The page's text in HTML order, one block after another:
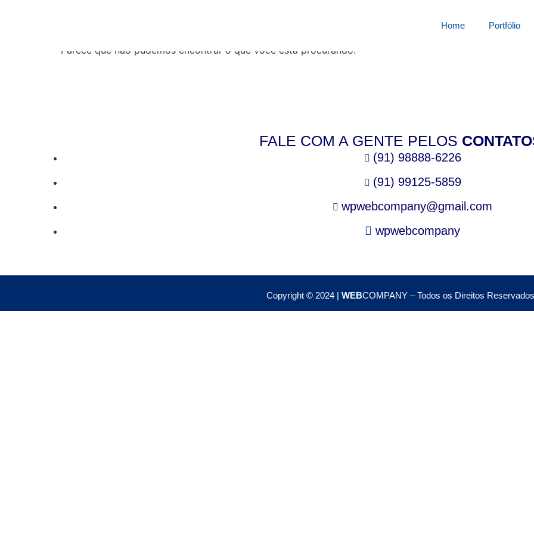
Home Portfólio
Parece que não pudemos encontrar o que você está procurando.
FALE COM A GENTE PELOS
(91) 98888-6226
(91) 99125-5859
wpwebcompany@gmail.com
wpwebcompany
Copyright © 2024 | WEBCOMPANY – Todos os Direitos Reservados